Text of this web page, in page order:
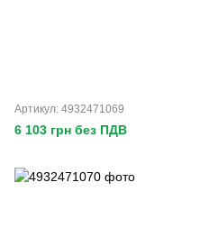
Артикул: 4932471069
6 103 грн без ПДВ